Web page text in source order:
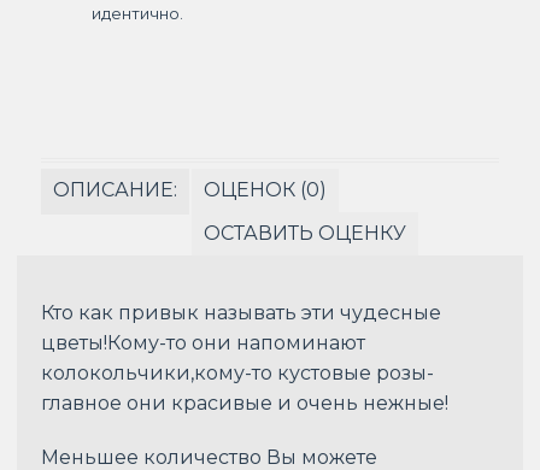
идентично.
ОПИСАНИЕ:
ОЦЕНОК (0)
ОСТАВИТЬ ОЦЕНКУ
Кто как привык называть эти чудесные
цветы!Кому-то они напоминают
колокольчики,кому-то кустовые розы-
главное они красивые и очень нежные!
Меньшее количество Вы можете